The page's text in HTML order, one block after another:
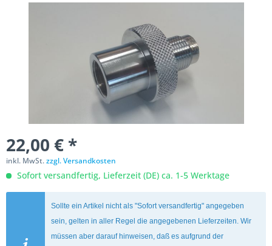
22,00 € *
inkl. MwSt.zzgl. Versandkosten
Sofort versandfertig, Lieferzeit (DE) ca. 1-5 Werktage
Sollte ein Artikel nicht als "Sofort versandfertig" angegeben
sein, gelten in aller Regel die angegebenen Lieferzeiten. Wir
müssen aber darauf hinweisen, daß es aufgrund der